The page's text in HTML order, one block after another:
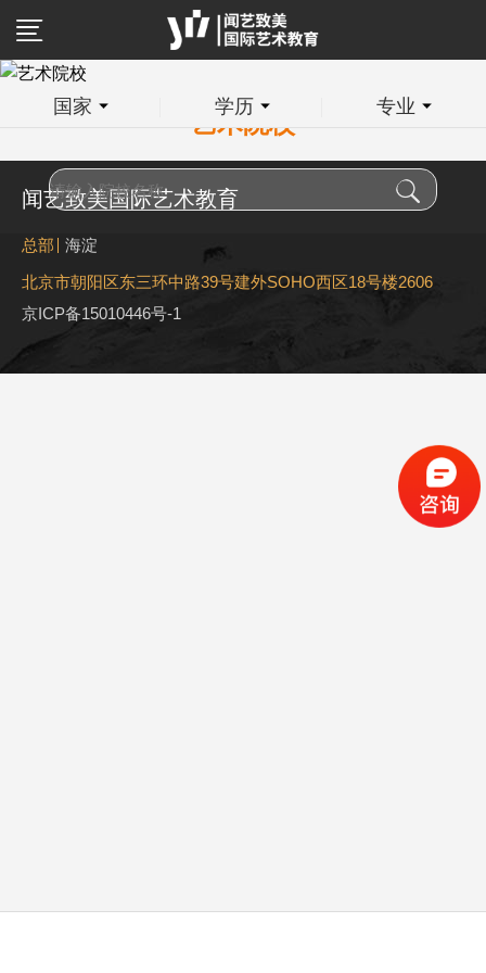
艺术院校
国家 学历 专业
闻艺致美国际艺术教育
总部
海淀
北京市朝阳区东三环中路39号建外SOHO西区18号楼2606
京ICP备15010446号-1